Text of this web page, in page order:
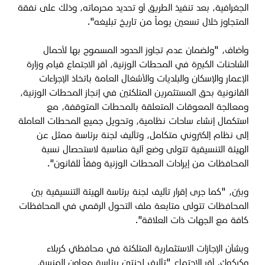
الجغرافية، بعد تنفيذ الطريق أو تحديد محرماته، وذلك على نفقة
المتجاوز خلال تسعين يوماً من تاريخ تبليغه".
وأضاف، "ولضمان عدم تجاوز الحدود المسموح بها لأحمال
الشاحنات الكبيرة في المحطات الوزنية، أقر الاجتماع قيام وزارة
الإعمار والإسكان والبلديات والأشغال العامة باتخاذ الإجراءات
القانونية بحق المستثمرين المتلكئين في إنجاز المحطات الوزنية،
ومعالجة المعوقات المتعلقة بالمحطات المتوقفة، مع
استكمال إنشاء ساحات نظامية، وتحويل جميع المحطات العاملة
إلى نظام إلكتروني متكامل، وتأليف لجنة برئاسة ممثل عن
الهيئة التنسيقية تتولى وضع آلية مناسبة لاستحصال نسبة
المحافظات من إيرادات المحطات الوزنية وفقاً للقانون".
وبيّن، "كما جرى إقرار تأليف لجنة برئاسة الهيئة التنسيقية بين
المحافظات تتولى متابعة ملف التحول الرقمي في المحافظات
كافة مع الجهات ذات العلاقة".
وبشأن الإجازات الاستثمارية المتلكئة في محافظتي كربلاء
وكركوك، أقر الاجتماع "تأليف لجنتين برئاسة معاون المنسق